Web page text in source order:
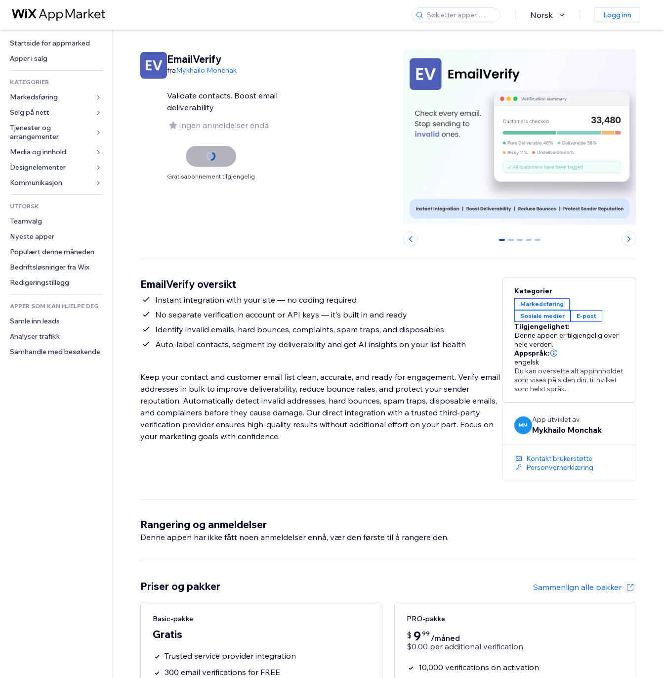
Norsk Logg inn
Startside for appmarked
Apper i salg
KATEGORIER
Markedsføring
Annonser
Mobil
Analyser
Sosiale medier
SEO
Engasjement
Nettstedsoppføringer
E-post
Konvertering
Selg på nett
Apper for butikker
Frakt og levering
Selg-knapper
Nettkurs
On-demand-utskrift
Regnskap
Kuponger og fordelsprogram
Lagerløsninger
Dropshipping
Priser og abonnement
Folkefinansiering
Mat og drikke
Tjenester og
arrangementer
Hoteller
Arrangementer
Restauranter
Eiendom
Bookinger
Media og innhold
Galleri
Musikk
Podkaster
Fotografi
Video
PDF
Fildeling
Nyheter
Designelementer
Kart og navigasjon
Personvern og sikkerhet
Klokke
Sidemaler
Bildeeffekter
Knapper og menyer
Bannere og merker
Kalkulatorer
Søk
Vær
Diagrammer og tabeller
Skjemaer
Avstemninger
Chat
Kommentarer
Telefon
Samfunn
Anmeldelser og
UTFORSK
Teamvalg
Nyeste apper
Populært denne måneden
Bedriftsløsninger fra Wix
Redigeringstillegg
APPER SOM KAN HJELPE DEG
Samle inn leads
Analyser trafikk
Samhandle med besøkende
EmailVerify
fraMykhailo Monchak
Validate contacts. Boost email
deliverability
Ingen anmeldelser enda
Gratisabonnement tilgjengelig
0 1 2 3 4
EmailVerify oversikt
Instant integration with your site — no coding required
No separate verification account or API keys — it's built in and ready
Identify invalid emails, hard bounces, complaints, spam traps, and disposables
Auto-label contacts, segment by deliverability and get AI insights on your list health
Keep your contact and customer email list clean, accurate, and ready for engagement. Verify email
addresses in bulk to improve deliverability, reduce bounce rates, and protect your sender
reputation. Automatically detect invalid addresses, hard bounces, spam traps, disposable emails,
and complainers before they cause damage. Our direct integration with a trusted third-party
verification provider ensures high-quality results without additional effort on your part. Focus on
your marketing goals with confidence.
Kategorier
Markedsføring
Sosiale medier
E-post
Tilgjengelighet:
Denne appen er tilgjengelig over
hele verden.
Appspråk:
engelsk
Du kan oversette alt appinnholdet
som vises på siden din, til hvilket
som helst språk.
MM
App utviklet av
Mykhailo Monchak
Kontakt brukerstøtte
Personvernerklæring
Rangering og anmeldelser
Denne appen har ikke fått noen anmeldelser ennå, vær den første til å rangere den.
Priser og pakker Sammenlign alle pakker
Basic-pakke
Gratis
Trusted service provider integration
300 email verifications for FREE
PRO-pakke
$ 9 99 /måned
$0.00 per additional verification
10,000 verifications on activation